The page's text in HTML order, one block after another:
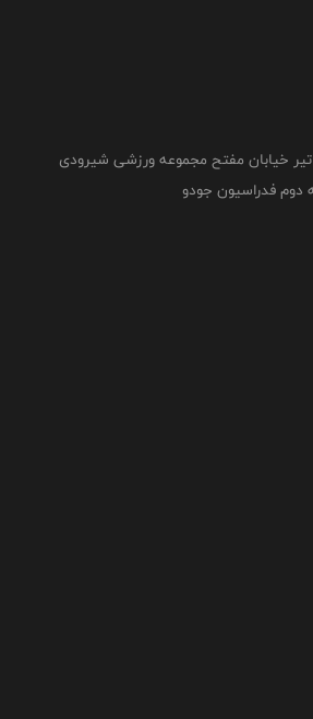
تیر خیابان مفتح مجموعه ورزشی شیرودی